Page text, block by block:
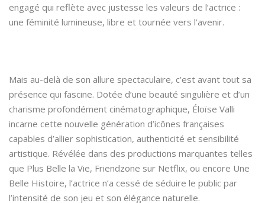
engagé qui reflète avec justesse les valeurs de l’actrice :
une féminité lumineuse, libre et tournée vers l’avenir.
Mais au-delà de son allure spectaculaire, c’est avant tout sa
présence qui fascine. Dotée d’une beauté singulière et d’un
charisme profondément cinématographique, Éloïse Valli
incarne cette nouvelle génération d’icônes françaises
capables d’allier sophistication, authenticité et sensibilité
artistique. Révélée dans des productions marquantes telles
que Plus Belle la Vie, Friendzone sur Netflix, ou encore Une
Belle Histoire, l’actrice n’a cessé de séduire le public par
l’intensité de son jeu et son élégance naturelle.